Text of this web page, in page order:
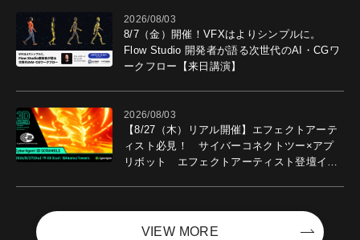
2026/08/03
8/7（金）開催！VFXはよりシンプルに。
Flow Studio 開発者が語る次世代のAI・CGワ
ークフロー【来日講演】
2026/08/03
【8/27（木）リアル開催】エフェクトアーテ
ィスト必見！ サイバーコネクトツー×アプ
リボット エフェクトアーティスト登壇イベ
VIEW MORE